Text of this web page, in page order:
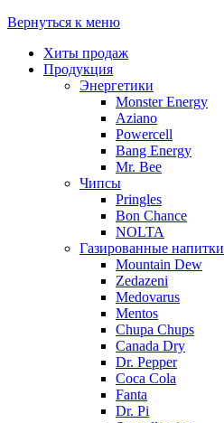
Вернуться к меню
Хиты продаж
Продукция
Энергетики
Monster Energy
Aziano
Powercell
Bang Energy
Mr. Bee
Чипсы
Pringles
Bon Chance
NOLTA
Газированные напитки
Mountain Dew
Zedazeni
Medovarus
Mentos
Chupa Chups
Canada Dry
Dr. Pepper
Coca Cola
Fanta
Dr. Pi